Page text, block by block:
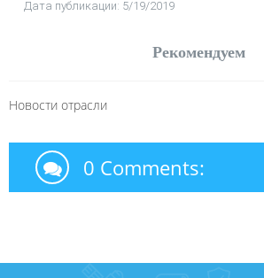
Дата публикации: 5/19/2019
Рекомендуем
Новости отрасли
0 Comments: